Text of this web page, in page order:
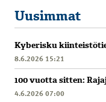
Uusimmat
Kyberisku
8.6.2026 15:21
100 vuotta sitten:
4.6.2026 07:00